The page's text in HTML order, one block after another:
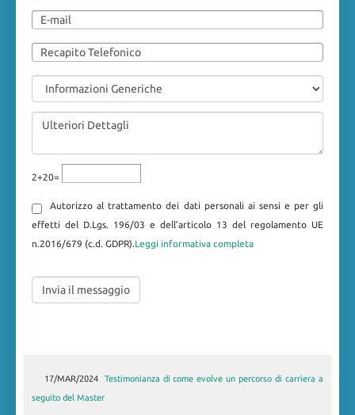
2+20=
Autorizzo al trattamento dei dati personali ai sensi e per gli
effetti del D.Lgs. 196/03 e dell’articolo 13 del regolamento UE
n.2016/679 (c.d. GDPR).Leggi informativa completa
17/MAR/2024 Testimonianza di come evolve un percorso di carriera a
seguito del Master
30/LUG/2019
Master in Gestione delle risorse umane annualità 2018-
2019